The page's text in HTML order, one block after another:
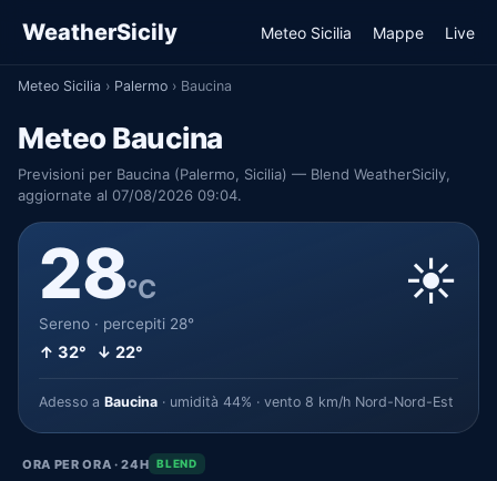
WeatherSicily Meteo Sicilia Mappe Live
Meteo Sicilia › Palermo › Baucina
Meteo Baucina
Previsioni per Baucina (Palermo, Sicilia) — Blend WeatherSicily,
aggiornate al 07/08/2026 09:04.
28°C
Sereno · percepiti 28°
↑ 32° ↓ 22°
☀️
Adesso a Baucina · umidità 44% · vento 8 km/h Nord-Nord-Est
ORA PER ORA · 24H BLEND